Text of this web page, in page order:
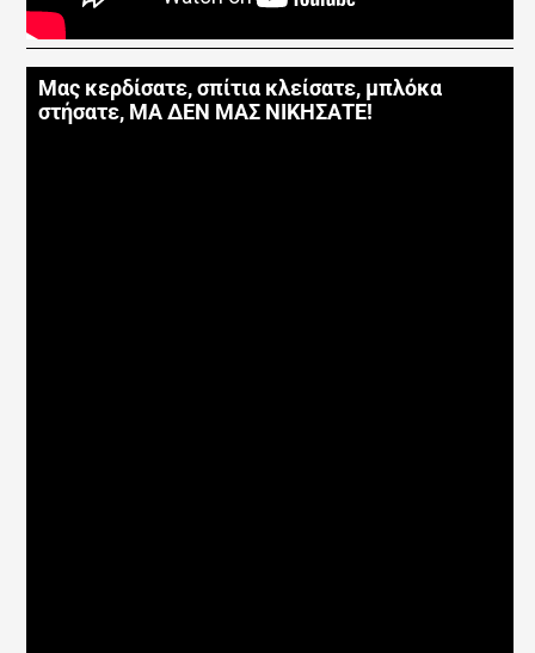
Μας κερδίσατε, σπίτια κλείσατε, μπλόκα
στήσατε, ΜΑ ΔΕΝ ΜΑΣ ΝΙΚΗΣΑΤΕ!